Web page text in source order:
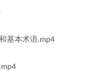
基本术语.mp4